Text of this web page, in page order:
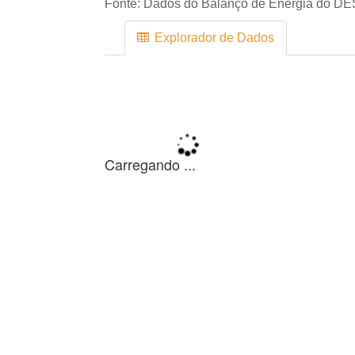
Fonte: Dados do Balanço de Energia do
Explorador de Dados